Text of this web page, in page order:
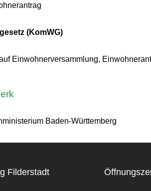
(KomWG)
Einwohnerversammlung,
Baden-Württemberg
Filderstadt